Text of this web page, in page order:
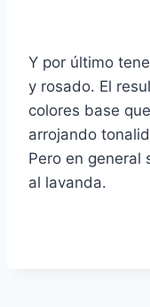
Y por último
y rosado. El
colores base
arrojando
Pero en general
al lavanda.